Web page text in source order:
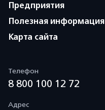
Предприятия
Полезная информация
Карта сайта
Телефон
8 800 100 12 72
Адрес